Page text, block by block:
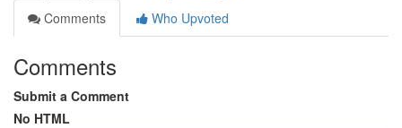
Comments
Who Upvoted
Comments
Submit a Comment
No HTML